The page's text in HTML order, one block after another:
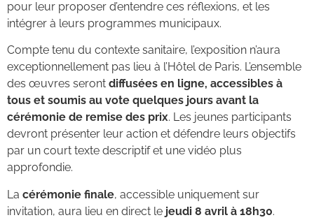
pour leur proposer d’entendre ces réflexions, et les
intégrer à leurs programmes municipaux.
Compte tenu du contexte sanitaire, l’exposition n’aura
exceptionnellement pas lieu à l’Hôtel de Paris. L’ensemble
des œuvres seront diffusées en ligne, accessibles à
tous et soumis au vote quelques jours avant la
cérémonie de remise des prix. Les jeunes participants
devront présenter leur action et défendre leurs objectifs
par un court texte descriptif et une vidéo plus
approfondie.
La cérémonie finale, accessible uniquement sur
invitation, aura lieu en direct le jeudi 8 avril à 18h30.